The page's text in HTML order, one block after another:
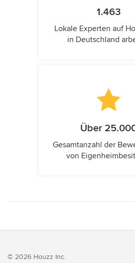
1.463
Lokale Experten auf
in Deutschland
Über
Gesamtanzahl der
von
© 2026 Houzz Inc.